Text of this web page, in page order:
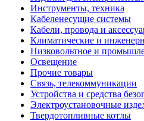
Инструменты, техника
Кабеленесущие системы
Кабели, провода и
Климатические и
Низковольтное и
Освещение
Прочие товары
Связь, телекоммуникации
Устройства и средства
Электроустановочные
Твердотопливные котлы